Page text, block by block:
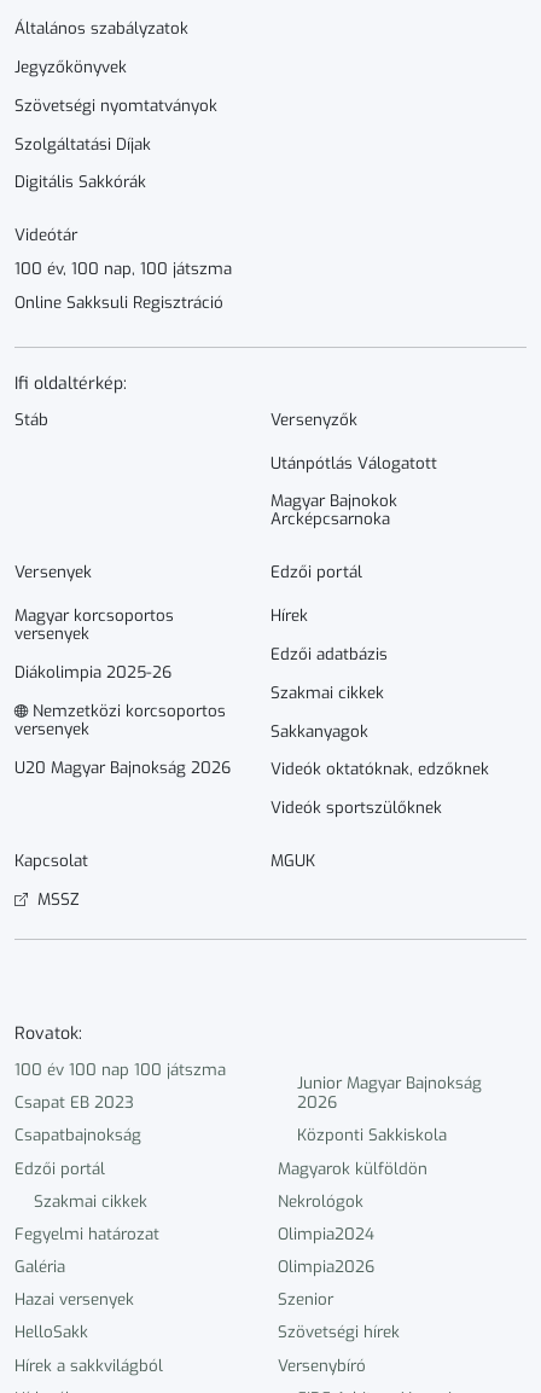
Általános szabályzatok
Jegyzőkönyvek
Szövetségi nyomtatványok
Szolgáltatási Díjak
Digitális Sakkórák
Videótár
100 év, 100 nap, 100 játszma
Online Sakksuli Regisztráció
Ifi oldaltérkép:
Stáb Versenyzők
Utánpótlás Válogatott
Magyar Bajnokok
Arcképcsarnoka
Versenyek
Magyar korcsoportos
versenyek
Diákolimpia 2025-26
Nemzetközi korcsoportos
versenyek
U20 Magyar Bajnokság 2026
Edzői portál
Hírek
Edzői adatbázis
Szakmai cikkek
Sakkanyagok
Videók oktatóknak, edzőknek
Videók sportszülőknek
Kapcsolat
MGUK
MSSZ
Rovatok:
100 év 100 nap 100 játszma
Csapat EB 2023
Csapatbajnokság
Edzői portál
Szakmai cikkek
Fegyelmi határozat
Galéria
Hazai versenyek
HelloSakk
Hírek a sakkvilágból
Junior Magyar Bajnokság
2026
Központi Sakkiskola
Magyarok külföldön
Nekrológok
Olimpia2024
Olimpia2026
Szenior
Szövetségi hírek
Versenybíró